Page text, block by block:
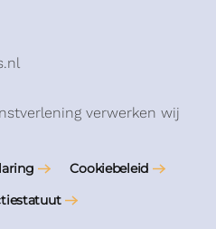
verwerken wij
Cookiebeleid